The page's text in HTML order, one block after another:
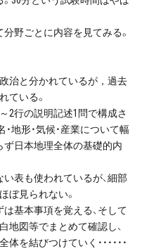
野ごとに内容を見てみる。
政治と分かれているが，過去
ている。
2行の説明記述1問で構成さ
地形・気候・産業について幅
ず日本地理全体の基礎的内
い表も使われているが、細部
ぼ見られない。
基本事項を覚える、そして
地図等でまとめて確認し、
結びつけていく・・・・・・